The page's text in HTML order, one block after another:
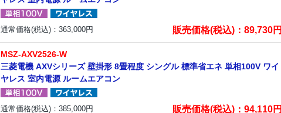
通常価格(税込)： 363,000円 販売価格(税込)： 89,730円
MSZ-AXV2526-W
三菱電機 AXVシリーズ 壁掛形 8畳程度 シングル 標準省エネ 単相100V ワイ
ヤレス 室内電源 ルームエアコン
通常価格(税込)： 385,000円 販売価格(税込)： 94,110円